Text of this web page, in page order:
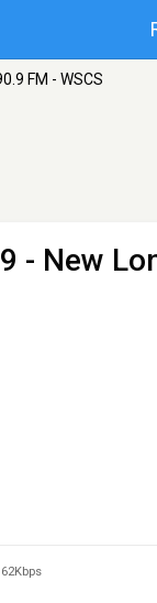
FM - WSCS
- New
62Kbps